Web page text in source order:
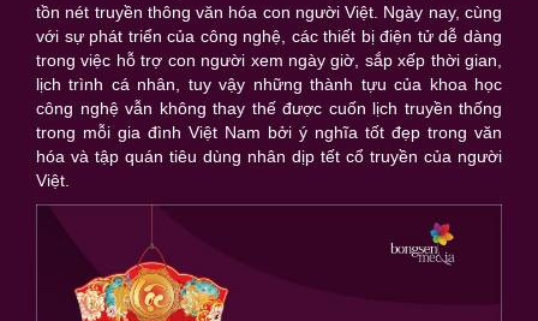
tồn nét truyền thông văn hóa con người Việt. Ngày nay, cùng
với sự phát triển của công nghệ, các thiết bị điện tử dễ dàng
trong việc hỗ trợ con người xem ngày giờ, sắp xếp thời gian,
lịch trình cá nhân, tuy vậy những thành tựu của khoa học
công nghệ vẫn không thay thế được cuốn lịch truyền thống
trong mỗi gia đình Việt Nam bởi ý nghĩa tốt đẹp trong văn
hóa và tập quán tiêu dùng nhân dịp tết cổ truyền của người
Việt.